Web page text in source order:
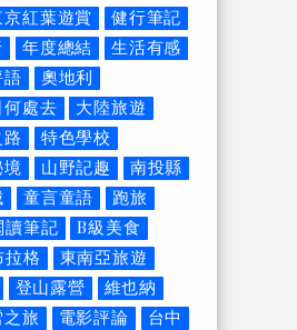
京紅葉遊賞
健行筆記
年度總結
生活有感
語
奧地利
何處去
大陸旅遊
特色學校
境 山野記趣
南投縣
童言童語
跑旅
讀筆記
B級美食
拉格
東南亞旅遊
登山露營
維也納
之旅 電影評論
台中